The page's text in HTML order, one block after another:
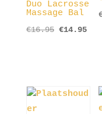
Duo Lacrosse
Massage Bal
€16.95 €14.95